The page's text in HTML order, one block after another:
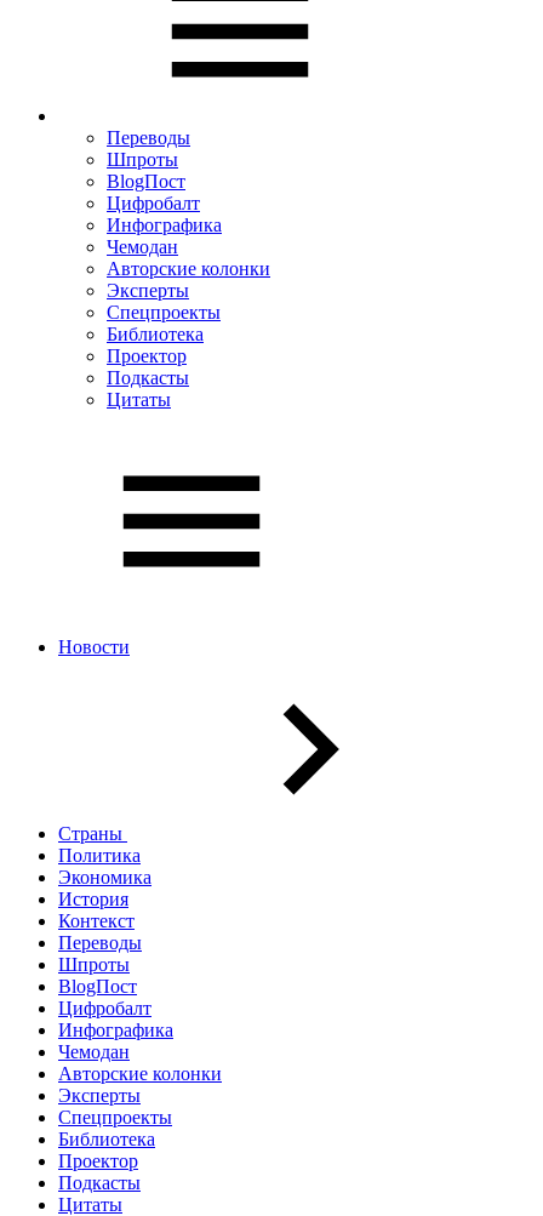
Переводы
Шпроты
BlogПост
Цифробалт
Инфографика
Чемодан
Авторские колонки
Эксперты
Спецпроекты
Библиотека
Проектор
Подкасты
Цитаты
Новости
Страны
Политика
Экономика
История
Контекст
Переводы
Шпроты
BlogПост
Цифробалт
Инфографика
Чемодан
Авторские колонки
Эксперты
Спецпроекты
Библиотека
Проектор
Подкасты
Цитаты